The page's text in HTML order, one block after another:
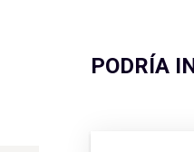
PODRÍA